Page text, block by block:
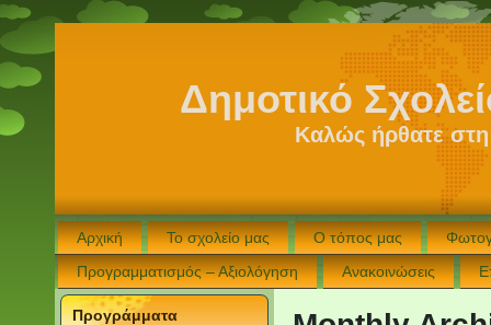
Δημοτικό
Καλώς ήρθατε
Αρχική Το σχολείο μας Ο τόπος μας
Προγραμματισμός – Αξιολόγηση
Ανακοινώσεις
Προγράμματα